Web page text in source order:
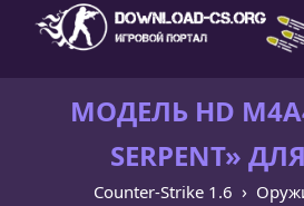
МОДЕЛЬ HD
SERPENT»
Counter-Strike 1.6